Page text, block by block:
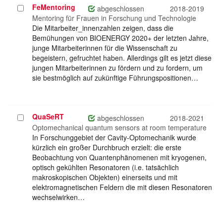
Projekt
auswählen
FeMentoring abgeschlossen
2018-2019
Mentoring für Frauen in Forschung und Technologie
Die Mitarbeiter_innenzahlen zeigen, dass die
Bemühungen von BIOENERGY 2020+ der letzten Jahre,
junge Mitarbeiterinnen für die Wissenschaft zu
begeistern, gefruchtet haben. Allerdings gilt es jetzt diese
jungen Mitarbeiterinnen zu fördern und zu fordern, um
sie bestmöglich auf zukünftige Führungspositionen…
Projekt
auswählen
QuaSeRT abgeschlossen
2018-2021
Optomechanical quantum sensors at room temperature
In Forschunggebiet der Cavity-Optomechanik wurde
kürzlich ein großer Durchbruch erzielt: die erste
Beobachtung von Quantenphänomenen mit kryogenen,
optisch gekühlten Resonatoren (i.e. tatsächlich
makroskopischen Objekten) einerseits und mit
elektromagnetischen Feldern die mit diesen Resonatoren
wechselwirken…